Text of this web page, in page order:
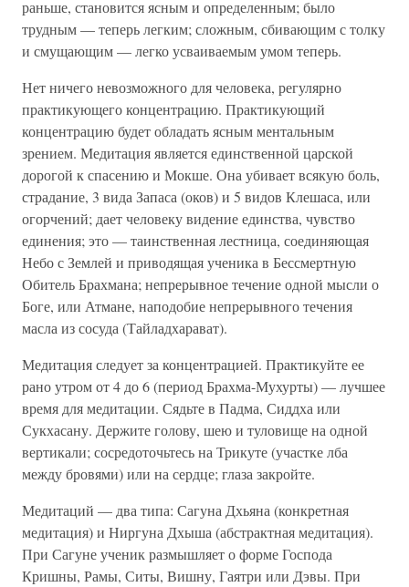
раньше, становится ясным и определенным; было
трудным — теперь легким; сложным, сбивающим с толку
и смущающим — легко усваиваемым умом теперь.
Нет ничего невозможного для человека, регулярно
практикующего концентрацию. Практикующий
концентрацию будет обладать ясным ментальным
зрением. Медитация является единственной царской
дорогой к спасению и Мокше. Она убивает всякую боль,
страдание, 3 вида Запаса (оков) и 5 видов Клешаса, или
огорчений; дает человеку видение единства, чувство
единения; это — таинственная лестница, соединяющая
Небо с Землей и приводящая ученика в Бессмертную
Обитель Брахмана; непрерывное течение одной мысли о
Боге, или Атмане, наподобие непрерывного течения
масла из сосуда (Тайладхарават).
Медитация следует за концентрацией. Практикуйте ее
рано утром от 4 до 6 (период Брахма-Мухурты) — лучшее
время для медитации. Сядьте в Падма, Сиддха или
Сукхасану. Держите голову, шею и туловище на одной
вертикали; сосредоточьтесь на Трикуте (участке лба
между бровями) или на сердце; глаза закройте.
Медитаций — два типа: Сагуна Дхьяна (конкретная
медитация) и Ниргуна Дхыша (абстрактная медитация).
При Сагуне ученик размышляет о форме Господа
Кришны, Рамы, Ситы, Вишну, Гаятри или Дэвы. При